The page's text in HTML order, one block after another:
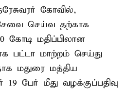
கோவில்,
செய்வ தற்காக
கோடி மதிப்பிலான
பட்டா மாற்றம் செய்து
மதுரை மத்திய
19 பேர் மீது வழக்குப்பதிவு